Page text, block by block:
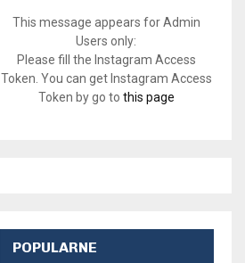
This message appears for Admin
Users only:
Please fill the Instagram Access
Token. You can get Instagram Access
Token by go to this page
POPULARNE